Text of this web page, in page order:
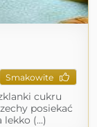
Smakowite
cukru
posiekać
(...)